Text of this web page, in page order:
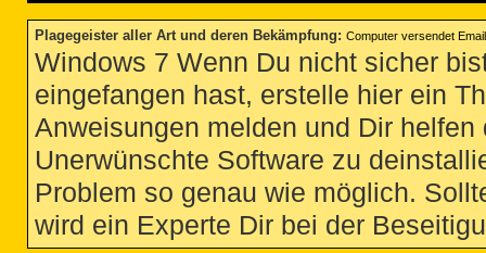
Plagegeister aller Art und deren Bekämpfung: Computer versendet
Windows 7 Wenn Du nicht sicher
eingefangen hast, erstelle hier ein
Anweisungen melden und Dir
Unerwünschte Software zu
Problem so genau wie möglich.
wird ein Experte Dir bei der